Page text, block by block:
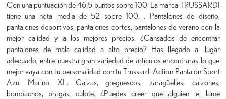
Con una puntuación de 46.5 puntos sobre 100. La marca TRUSSARDI
tiene una nota media de 52 sobre 100. . Pantalones de diseño,
pantalones deportivos, pantalones cortos, pantalones de verano con la
mejor calidad y a los mejores precios. ¿Cansados de encontrar
pantalones de mala calidad a alto precio? Has llegado al lugar
adecuado, entre nuestra gran variedad de artículos encontraras lo que
mejor vaya con tu personalidad con tu Trussardi Action Pantalón Sport
Azul Marino XL. Calzas, greguescos, zaragüelles, calzones,
bombachos, bragas, culote. ¿Puedes creer que alguien le llame